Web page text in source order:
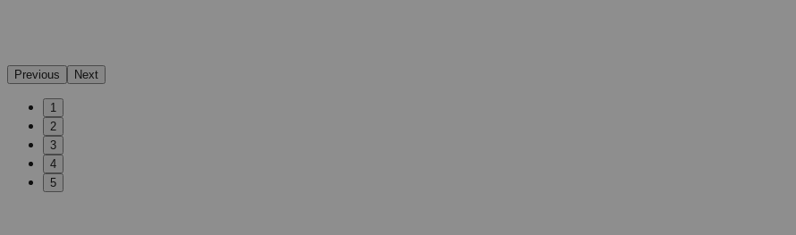
Previous Next
1
2
3
4
5